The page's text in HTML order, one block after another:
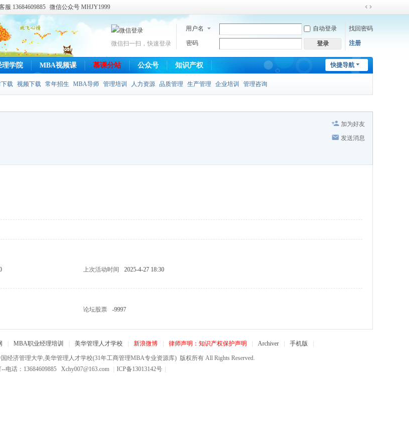
服 13684609885 微信公众号 MHJY1999
切
换
到
用户名 自动登录 找回密码
密码 登录 注册
微信扫一扫，快速登录
快捷导航
理学院 MBA视频课 慕课分站 公众号 知识产权
载 视频下载 常年招生 MBA导师 管理培训 人力资源 品质管理 生产管理 企业培训 管理咨询
加为好友
发送消息
上次活动时间
2025-4-27 18:30
论坛股票 -9997
MBA职业经理培训 美华管理人才学校 新浪微博 律师声明：知识产权保护声明 Archiver 手机版
经济管理大学,美华管理人才学校(31年工商管理MBA专业资源库)版权所有 All Rights Reserved.
电话：13684609885 Xchy007@163.com ICP备13013142号